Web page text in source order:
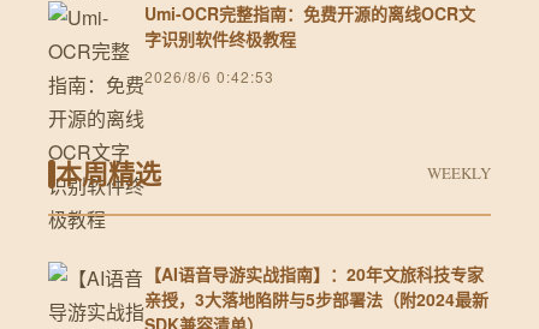
Umi-OCR完整指南：免费开源的离线OCR文
字识别软件终极教程
2026/8/6 0:42:53
本周精选 WEEKLY
【AI语音导游实战指南】：20年文旅科技专家
亲授，3大落地陷阱与5步部署法（附2024最新
SDK兼容清单）